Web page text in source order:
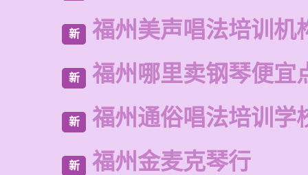
新 福州美声唱法培训机
新 福州哪里卖钢琴便宜
新 福州通俗唱法培训学
新 福州金麦克琴行